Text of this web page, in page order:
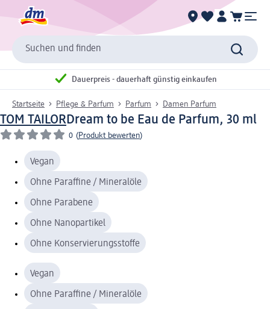
Suchen und finden
Dauerpreis - dauerhaft günstig einkaufen
Startseite Pflege & Parfum Parfum Damen Parfum
TOM TAILORDream to be Eau de Parfum, 30 ml
0 (Produkt bewerten)
Vegan
Ohne Paraffine / Mineralöle
Ohne Parabene
Ohne Nanopartikel
Ohne Konservierungsstoffe
Vegan
Ohne Paraffine / Mineralöle